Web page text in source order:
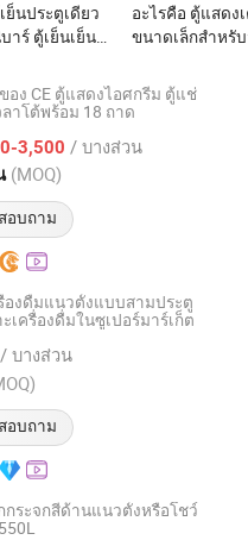
ย็นประตูเดียว
าร์ ตู้เย็นเย็น
เค้ก
อะไรคือ ตู้แสดง
ขนาดเล็กสำหรั
สำหรับน้ำแร่ใน
อง CE ตู้แสดงไอศกรีม ตู้แช่
าโต้พร้อม 18 ถาด
3,500 / บางส่วน
(MOQ)
อบถาม
Co., Ltd.
อัตราจาก 2018
องดื่มแนวตั้งแบบสามประตู
เครื่องดื่มในซูเปอร์มาร์เก็ต
/ บางส่วน
อบถาม
Limited
อัตราจาก 2026
กระจกสี่ด้านแนวตั้งหรือโชว์